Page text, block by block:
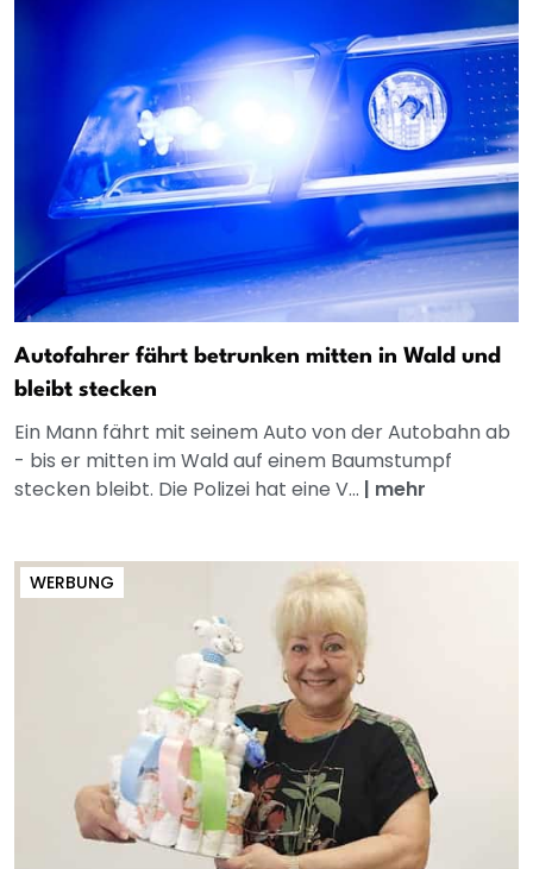
Autofahrer fährt betrunken mitten in Wald und
bleibt stecken
Ein Mann fährt mit seinem Auto von der Autobahn ab
- bis er mitten im Wald auf einem Baumstumpf
stecken bleibt. Die Polizei hat eine V... | mehr
WERBUNG